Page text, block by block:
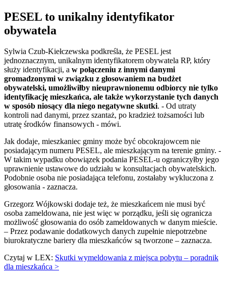
PESEL to unikalny identyfikator
obywatela
Sylwia Czub-Kiełczewska podkreśla, że PESEL jest
jednoznacznym, unikalnym identyfikatorem obywatela RP, który
służy identyfikacji, a w połączeniu z innymi danymi
gromadzonymi w związku z głosowaniem na budżet
obywatelski, umożliwiłby nieuprawnionemu odbiorcy nie tylko
identyfikację mieszkańca, ale także wykorzystanie tych danych
w sposób niosący dla niego negatywne skutki. - Od utraty
kontroli nad danymi, przez szantaż, po kradzież tożsamości lub
utratę środków finansowych - mówi.
Jak dodaje, mieszkaniec gminy może być obcokrajowcem nie
posiadającym numeru PESEL, ale mieszkającym na terenie gminy. -
W takim wypadku obowiązek podania PESEL-u ograniczyłby jego
uprawnienie ustawowe do udziału w konsultacjach obywatelskich.
Podobnie osoba nie posiadająca telefonu, zostałaby wykluczona z
głosowania - zaznacza.
Grzegorz Wójkowski dodaje też, że mieszkańcem nie musi być
osoba zameldowana, nie jest więc w porządku, jeśli się ogranicza
możliwość głosowania do osób zameldowanych w danym mieście.
– Przez podawanie dodatkowych danych zupełnie niepotrzebne
biurokratyczne bariery dla mieszkańców są tworzone – zaznacza.
Czytaj w LEX: Skutki wymeldowania z miejsca pobytu – poradnik
dla mieszkańca >